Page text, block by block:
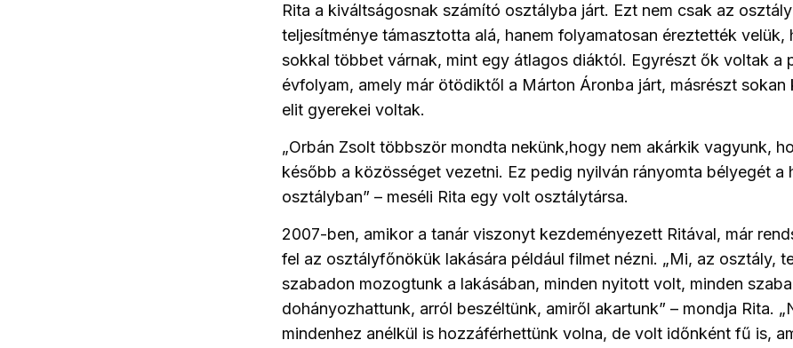
Rita a kiváltságosnak számító osztályba járt. Ezt nem csak az
teljesítménye támasztotta alá, hanem folyamatosan éreztették velük,
sokkal többet várnak, mint egy átlagos diáktól. Egyrészt ők voltak a
évfolyam, amely már ötödiktől a Márton Áronba járt, másrészt sokan
elit gyerekei voltak.
„Orbán Zsolt többször mondta nekünk,hogy nem akárkik vagyunk,
később a közösséget vezetni. Ez pedig nyilván rányomta bélyegét a
osztályban” – meséli Rita egy volt osztálytársa.
2007-ben, amikor a tanár viszonyt kezdeményezett Ritával, már
fel az osztályfőnökük lakására például filmet nézni. „Mi, az osztály,
szabadon mozogtunk a lakásában, minden nyitott volt, minden
dohányozhattunk, arról beszéltünk, amiről akartunk” – mondja Rita.
mindenhez anélkül is hozzáférhettünk volna, de volt időnként fű is,